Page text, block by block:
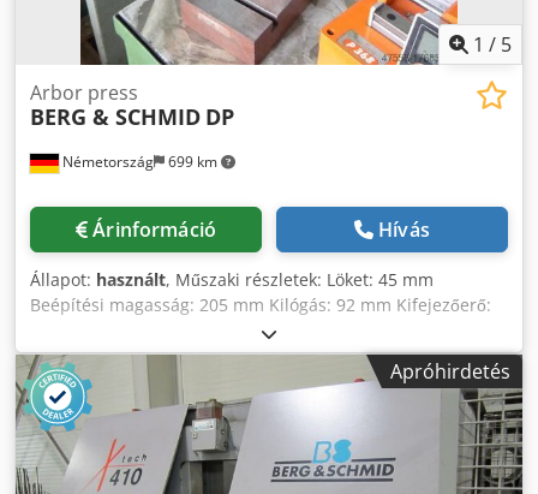
1 / 5
Németország 699 km
Arbor press
BERG & SCHMID DP
Árinformáció Hívás
Állapot: használt, Műszaki részletek: Löket: 45 mm
Beépítési magasság: 205 mm Kilógás: 92 mm Kifejezőerő:
kb. 2 kN Asztal mérete: 120 x 160 mm Távolság asztal /
dugattyú: max. 205 mm Méretek L x Sz x H: 0,24 x 0,17 x 0,8
m Teljes súly kb.: 23 kg Ez egy asztali készülék. A dugattyú
magassága a kézi kurbli segítségével a belső csavarok
meglazításával 140 mm-re állítható. A dugattyútartó Ø 10
mm-es, visszahúzó rugóval. Alap 2x szorítófurattal Ø 12mm
* Chodpfsu N A D Aex Ag Isa
Apróhirdetés